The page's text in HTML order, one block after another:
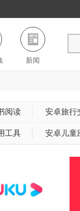
新闻
阅读 安卓旅行
工具 安卓儿童